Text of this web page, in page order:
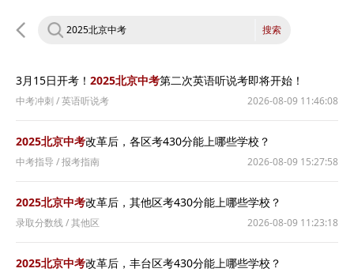
搜索
3月15日开考！ 2025北京中考第二次英语听说考即将开始！
中考冲刺/英语听说考 2026-08-09 11:46:08
2025北京中考改革后，各区考430分能上哪些学校？
中考指导 /报考指南 2026-08-09 15:27:58
2025北京中考改革后，其他区考430分能上哪些学校？
录取分数线/其他区 2026-08-09 11:23:18
2025北京中考改革后，丰台区考430分能上哪些学校？